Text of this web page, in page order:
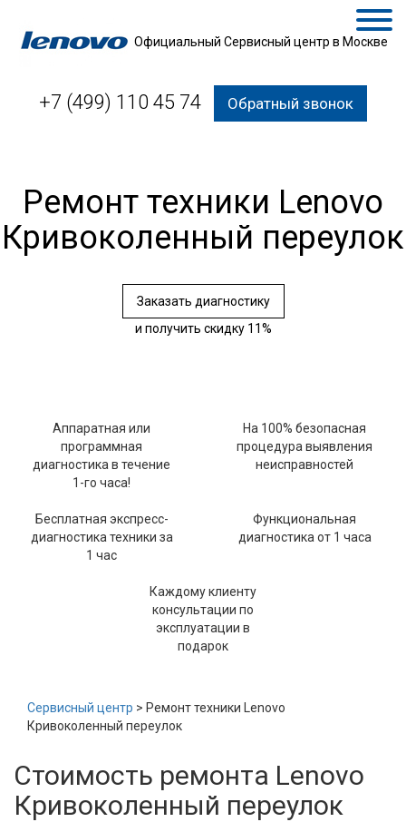
Официальный Сервисный центр в Москве
+7 (499) 110 45 74 Обратный звонок
Ремонт техники Lenovo
Кривоколенный переулок
Заказать диагностику
и получить скидку 11%
Аппаратная или
программная
диагностика в течение
1-го часа!
На 100% безопасная
процедура выявления
неисправностей
Бесплатная экспресс-
диагностика техники за
1 час
Функциональная
диагностика от 1 часа
Каждому клиенту
консультации по
эксплуатации в
подарок
Сервисный центр > Ремонт техники Lenovo
Кривоколенный переулок
Стоимость ремонта Lenovo
Кривоколенный переулок